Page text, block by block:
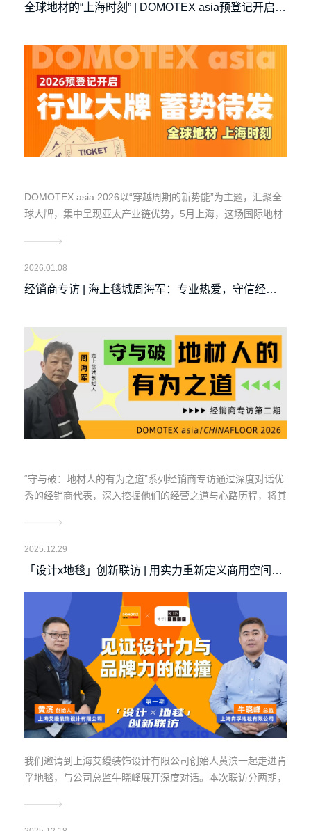
全球地材的“上海时刻” | DOMOTEX asia预登记开启，
DOMOTEX asia 2026以“穿越周期的新势能”为主题，汇聚全
球大牌，集中呈现亚太产业链优势，5月上海，这场国际地材
2026.01.08
经销商专访 | 海上毯城周海军：专业热爱，守信经
“守与破：地材人的有为之道”系列经销商专访通过深度对话优
秀的经销商代表，深入挖掘他们的经营之道与心路历程，将其
拾信心，找到属于自己的破局之道。
2025.12.29
「设计x地毯」创新联访 | 用实力重新定义商用空间的
地毯标准
我们邀请到上海艾缦装饰设计有限公司创始人黄滨一起走进肯
孚地毯，与公司总监牛晓峰展开深度对话。本次联访分两期，
总不仅回应了设计师的诸多关切，更系统阐述了肯孚地毯如何
通过技术、设计与服务，重新定义商用地毯的标准。